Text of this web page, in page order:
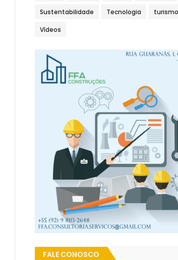
Sustentabilidade Tecnologia turismo
Vídeos
FALE CONOSCO